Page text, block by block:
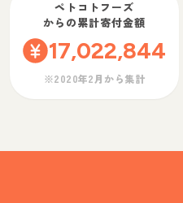
ペトコトフーズ
からの累計寄付金額
17,022,844
※2020年2月から集計